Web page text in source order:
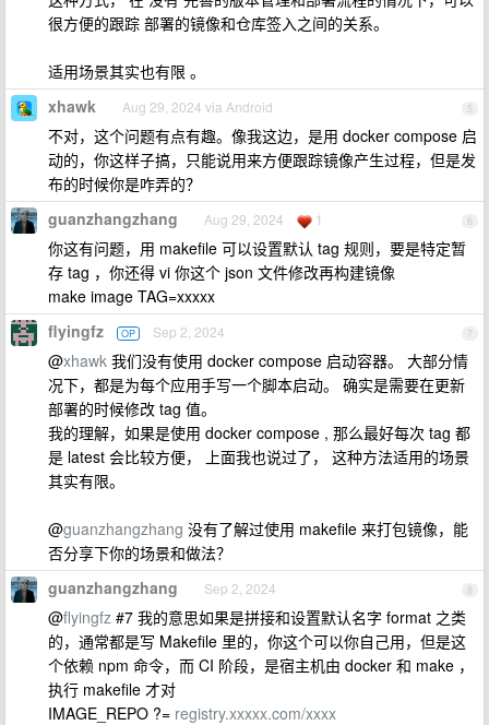
很方便的跟踪 部署的镜像和仓库签入之间的关系。
适用场景其实也有限 。
5
xhawk Aug 29, 2024 via Android
不对，这个问题有点有趣。像我这边，是用 docker compose 启
动的，你这样子搞，只能说用来方便跟踪镜像产生过程，但是发
布的时候你是咋弄的？
6
guanzhangzhang Aug 29, 2024 1
你这有问题，用 makefile 可以设置默认 tag 规则，要是特定暂
存 tag ，你还得 vi 你这个 json 文件修改再构建镜像
make image TAG=xxxxx
7
flyingfz OP Sep 2, 2024
@xhawk 我们没有使用 docker compose 启动容器。 大部分情
况下，都是为每个应用手写一个脚本启动。 确实是需要在更新
部署的时候修改 tag 值。
我的理解，如果是使用 docker compose , 那么最好每次 tag 都
是 latest 会比较方便， 上面我也说过了， 这种方法适用的场景
其实有限。
@guanzhangzhang 没有了解过使用 makefile 来打包镜像，能
否分享下你的场景和做法？
8
guanzhangzhang Sep 2, 2024
@flyingfz #7 我的意思如果是拼接和设置默认名字 format 之类
的，通常都是写 Makefile 里的，你这个可以你自己用，但是这
个依赖 npm 命令，而 CI 阶段，是宿主机由 docker 和 make ，
执行 makefile 才对
IMAGE_REPO ?= registry.xxxxx.com/xxxx